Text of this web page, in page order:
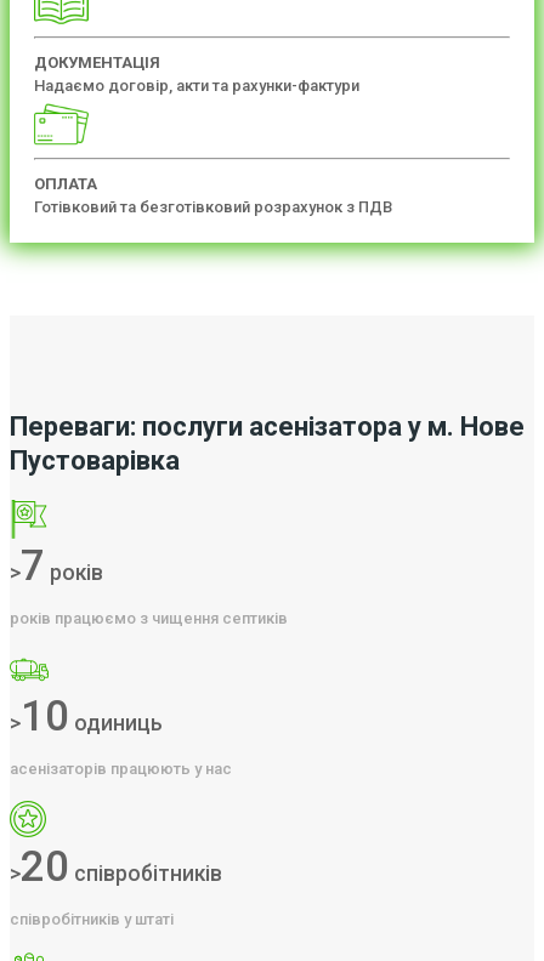
ДОКУМЕНТАЦІЯ
Надаємо договір, акти та рахунки-фактури
ОПЛАТА
Готівковий та безготівковий розрахунок з ПДВ
Переваги: послуги асенізатора у м. Нове
Пустоварівка
>7 років
років працюємо з чищення септиків
>10 одиниць
асенізаторів працюють у нас
>20 співробітників
співробітників у штаті